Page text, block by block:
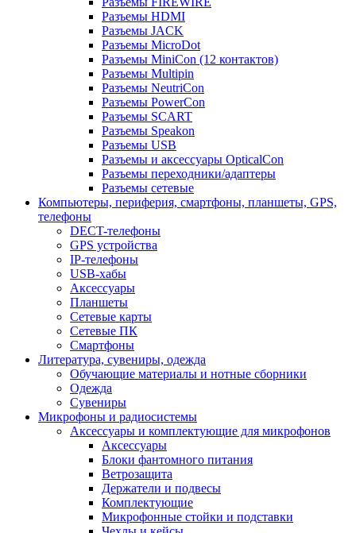
Разъемы HDMI
Разъемы JACK
Разъемы MicroDot
Разъемы MiniCon (12 контактов)
Разъемы Multipin
Разъемы NeutriCon
Разъемы PowerCon
Разъемы SCART
Разъемы Speakon
Разъемы USB
Разъемы и аксессуары OpticalCon
Разъемы переходники/адаптеры
Разъемы сетевые
Компьютеры, периферия, смартфоны, планшеты, GPS,
телефоны
DECT-телефоны
GPS устройства
IP-телефоны
USB-хабы
Аксессуары
Планшеты
Сетевые карты
Сетевые ПК
Смартфоны
Литература, сувениры, одежда
Обучающие материалы и нотные сборники
Одежда
Сувениры
Микрофоны и радиосистемы
Аксессуары и комплектующие для микрофонов
Аксессуары
Блоки фантомного питания
Ветрозащита
Держатели и подвесы
Комплектующие
Микрофонные стойки и подставки